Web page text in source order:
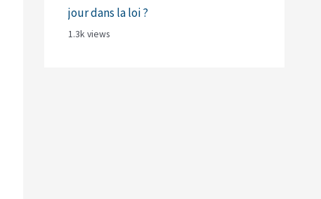
jour dans la loi ?
1.3k views